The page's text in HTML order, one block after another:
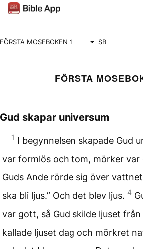
FÖRSTA MOSEBOKEN 1 SB
FÖRSTA
Gud skapar universum
1 I begynnelsen skapade Gud
var formlös och tom, mörker var
Guds Ande rörde sig över
ska bli ljus.” Och det blev ljus. 4
var gott, så Gud skilde ljuset
kallade ljuset dag och mörkret